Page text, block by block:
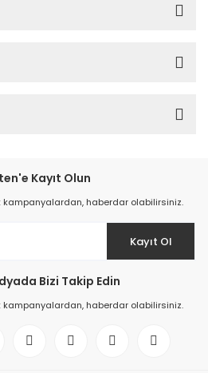
Kayıt Olun
kampanyalardan, haberdar olabilirsiniz.
Kayıt Ol
Bizi Takip Edin
kampanyalardan, haberdar olabilirsiniz.